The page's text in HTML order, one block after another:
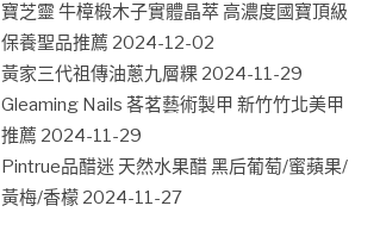
寶芝靈 牛樟椴木子實體晶萃 高濃度國寶頂級
保養聖品推薦 2024-12-02
黃家三代祖傳油蔥九層粿 2024-11-29
Gleaming Nails 茖茗藝術製甲 新竹竹北美甲
推薦 2024-11-29
Pintrue品醋迷 天然水果醋 黑后葡萄/蜜蘋果/
黃梅/香檬 2024-11-27